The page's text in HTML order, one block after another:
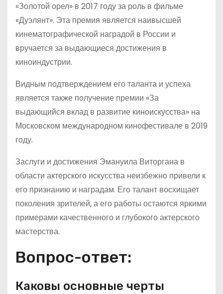
«Золотой орел» в 2017 году за роль в фильме
«Дуэлянт». Эта премия является наивысшей
кинематографической наградой в России и
вручается за выдающиеся достижения в
киноиндустрии.
Видным подтверждением его таланта и успеха
является также получение премии «За
выдающийся вклад в развитие киноискусства» на
Московском международном кинофестивале в 2019
году.
Заслуги и достижения Эмануила Виторгана в
области актерского искусства неизбежно привели к
его признанию и наградам. Его талант восхищает
поколения зрителей, а его работы остаются яркими
примерами качественного и глубокого актерского
мастерства.
Вопрос-ответ:
Каковы основные черты